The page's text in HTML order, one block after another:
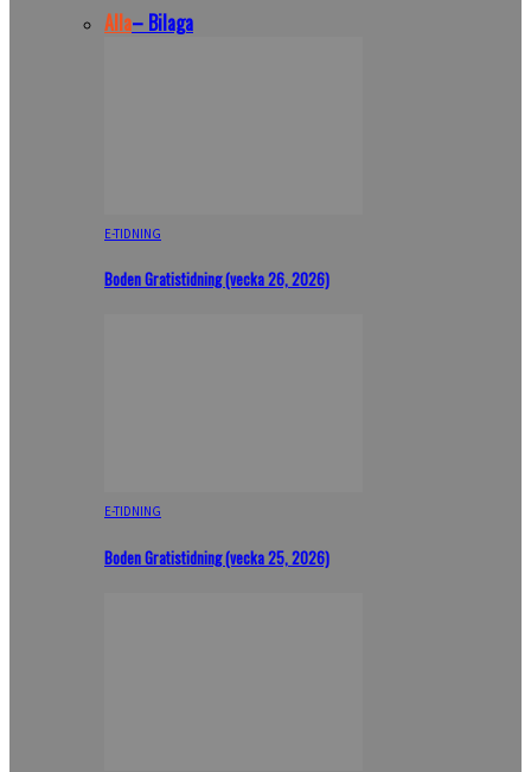
Alla– Bilaga
E-TIDNING
Boden Gratistidning (vecka 26, 2026)
E-TIDNING
Boden Gratistidning (vecka 25, 2026)